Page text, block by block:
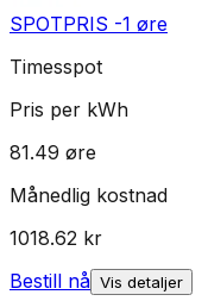
SPOTPRIS -1 øre
Timesspot
Pris per kWh
81.49 øre
Månedlig kostnad
1018.62 kr
Bestill nå Vis detaljer